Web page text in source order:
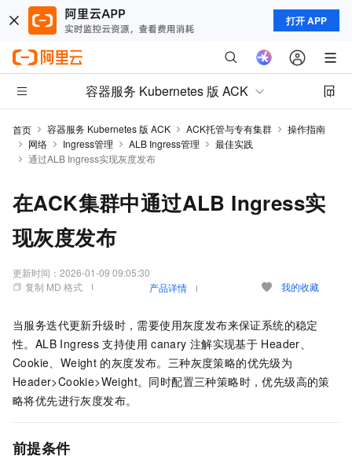
打开 APP
容器服务 Kubernetes 版 ACK
首页 容器服务 Kubernetes 版 ACK ACK托管与专有集群
操作指南
网络
Ingress管理 ALB Ingress管理
最佳实践
通过ALB Ingress实现灰度发布
在ACK集群中通过ALB Ingress实
现灰度发布
更新时间： 2026-01-09 09:05:30
复制 MD 格式
产品详情 我的收藏
当服务迭代更新升级时，需要使用灰度发布来保证系统的稳定
性。ALB Ingress 支持使用 canary 注解实现基于 Header、
Cookie、Weight 的灰度发布。三种灰度策略的优先级为
Header>Cookie>Weight。同时配置三种策略时，优先级高的策
略将优先进行灰度发布。
前提条件